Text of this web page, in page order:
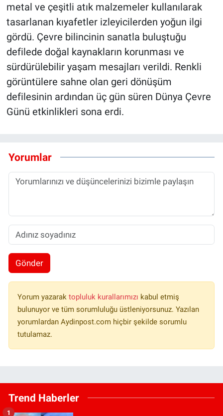
metal ve çeşitli atık malzemeler kullanılarak
tasarlanan kıyafetler izleyicilerden yoğun ilgi
gördü. Çevre bilincinin sanatla buluştuğu
defilede doğal kaynakların korunması ve
sürdürülebilir yaşam mesajları verildi. Renkli
görüntülere sahne olan geri dönüşüm
defilesinin ardından üç gün süren Dünya Çevre
Günü etkinlikleri sona erdi.
Yorumlar
Gönder
Yorum yazarak topluluk kurallarımızı kabul etmiş
bulunuyor ve tüm sorumluluğu üstleniyorsunuz. Yazılan
yorumlardan Aydinpost.com hiçbir şekilde sorumlu
tutulamaz.
Trend Haberler
1